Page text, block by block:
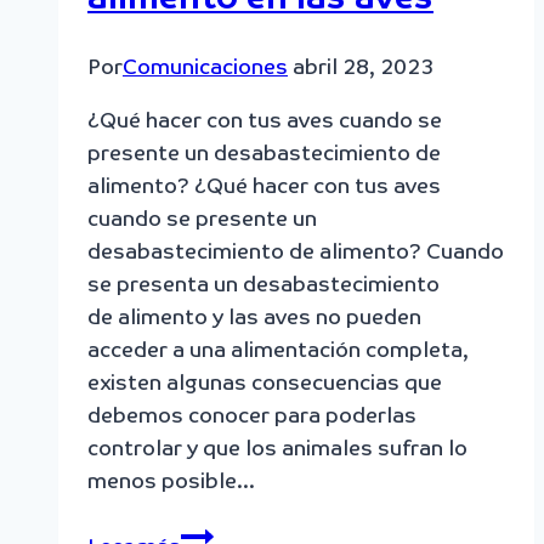
PorComunicaciones abril 28, 2023
¿Qué hacer con tus aves cuando se
presente un desabastecimiento de
alimento? ¿Qué hacer con tus aves
cuando se presente un
desabastecimiento de alimento? Cuando
se presenta un desabastecimiento
de alimento y las aves no pueden
acceder a una alimentación completa,
existen algunas consecuencias que
debemos conocer para poderlas
controlar y que los animales sufran lo
menos posible…
Desabastecimiento